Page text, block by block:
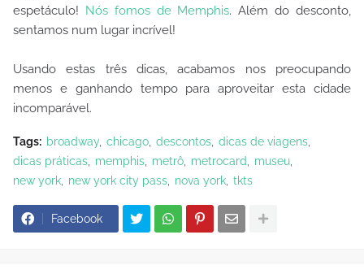
espetáculo! Nós fomos de Memphis. Além do desconto,
sentamos num lugar incrível!
Usando estas três dicas, acabamos nos preocupando
menos e ganhando tempo para aproveitar esta cidade
incomparável.
Tags: broadway chicago descontos dicas de viagens
dicas práticas
memphis metrô metrocard
museu
new york
new york city pass nova york tkts
Facebook